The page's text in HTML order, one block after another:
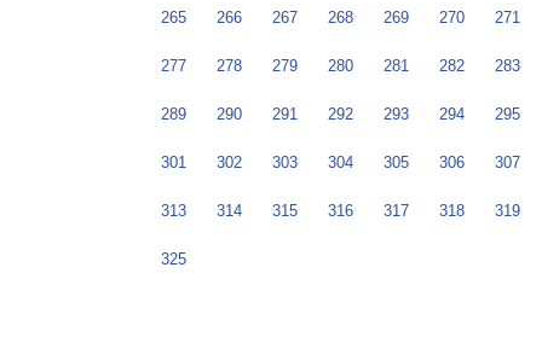
265 266 267 268 269 270 271
277 278 279 280 281 282 283
289 290 291 292 293 294 295
301 302 303 304 305 306 307
313 314 315 316 317 318 319
325